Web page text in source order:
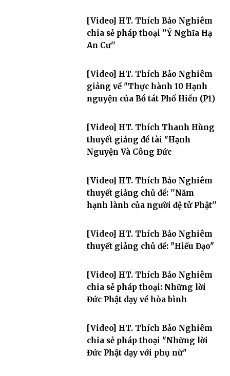
[Video] HT. Thích Bảo Nghiêm
chia sẻ pháp thoại ''Ý Nghĩa Hạ
An Cư''
[Video] HT. Thích Bảo Nghiêm
giảng về "Thực hành 10 Hạnh
nguyện của Bồ tát Phổ Hiền (P1)
[Video] HT. Thích Thanh Hùng
thuyết giảng đề tài "Hạnh
Nguyện Và Công Đức
[Video] HT. Thích Bảo Nghiêm
thuyết giảng chủ đề: ''Năm
hạnh lành của người đệ tử Phật''
[Video] HT. Thích Bảo Nghiêm
thuyết giảng chủ đề: "Hiếu Đạo"
[Video] HT. Thích Bảo Nghiêm
chia sẻ pháp thoại: Những lời
Đức Phật dạy về hòa bình
[Video] HT. Thích Bảo Nghiêm
chia sẻ pháp thoại "Những lời
Đức Phật dạy với phụ nữ"